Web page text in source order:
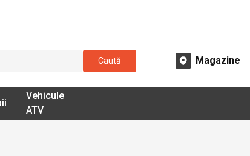
Caută Magazine
Vehicule
ATV